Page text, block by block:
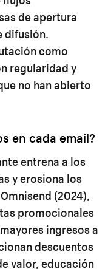
de apertura
difusión.
como
regularidad y
no han abierto
en cada email?
entrena a los
y erosiona los
(2024),
promocionales
ingresos a
descuentos
valor, educación